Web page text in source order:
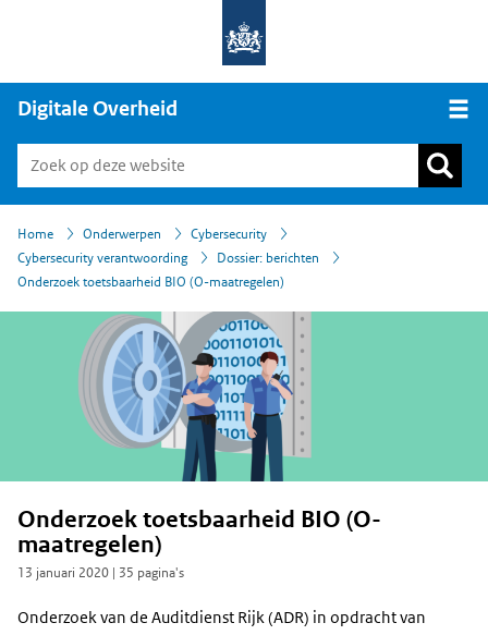
Digitale Overheid
Home
› Onderwerpen
› Cybersecurity
›
Cybersecurity verantwoording
›
Dossier: berichten
›
Onderzoek toetsbaarheid BIO (O-maatregelen)
Onderzoek toetsbaarheid BIO (O-
maatregelen)
13 januari 2020 | 35 pagina's
Onderzoek van de Auditdienst Rijk (ADR) in opdracht van